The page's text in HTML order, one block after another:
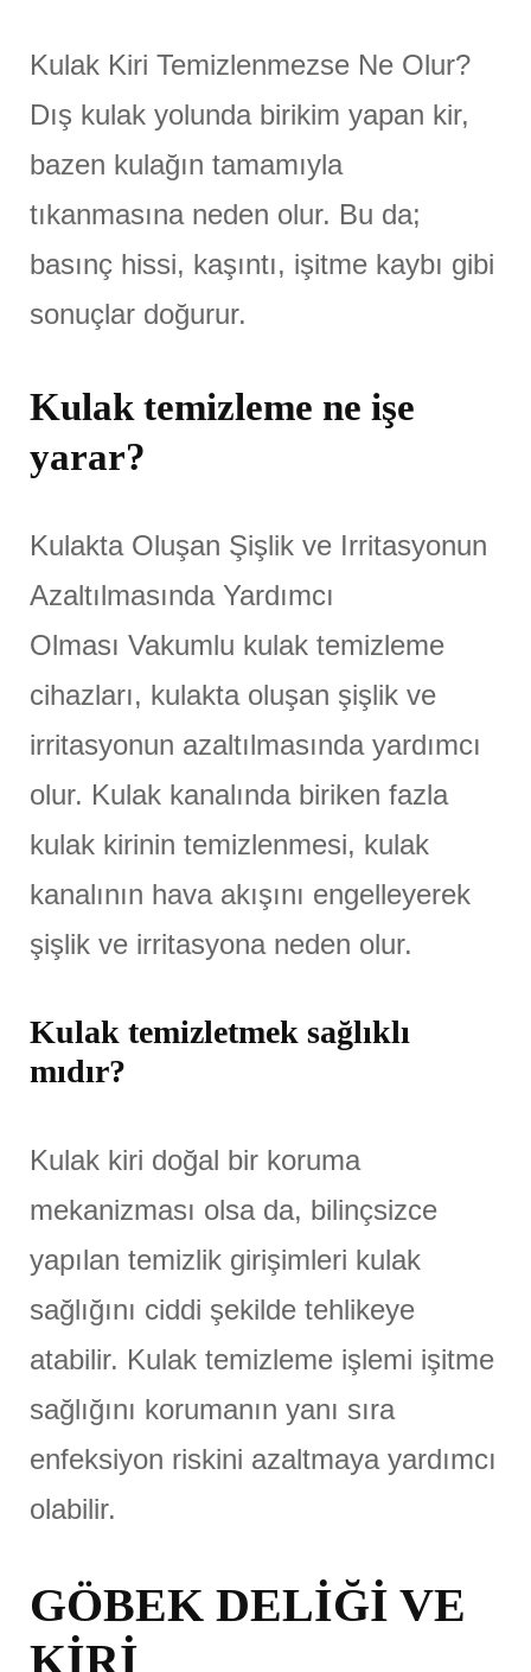
Kulak Kiri Temizlenmezse Ne Olur?
Dış kulak yolunda birikim yapan kir,
bazen kulağın tamamıyla
tıkanmasına neden olur. Bu da;
basınç hissi, kaşıntı, işitme kaybı gibi
sonuçlar doğurur.
Kulak temizleme ne işe
yarar?
Kulakta Oluşan Şişlik ve Irritasyonun
Azaltılmasında Yardımcı
Olması Vakumlu kulak temizleme
cihazları, kulakta oluşan şişlik ve
irritasyonun azaltılmasında yardımcı
olur. Kulak kanalında biriken fazla
kulak kirinin temizlenmesi, kulak
kanalının hava akışını engelleyerek
şişlik ve irritasyona neden olur.
Kulak temizletmek sağlıklı
mıdır?
Kulak kiri doğal bir koruma
mekanizması olsa da, bilinçsizce
yapılan temizlik girişimleri kulak
sağlığını ciddi şekilde tehlikeye
atabilir. Kulak temizleme işlemi işitme
sağlığını korumanın yanı sıra
enfeksiyon riskini azaltmaya yardımcı
olabilir.
GÖBEK DELİĞİ VE
KİRİ